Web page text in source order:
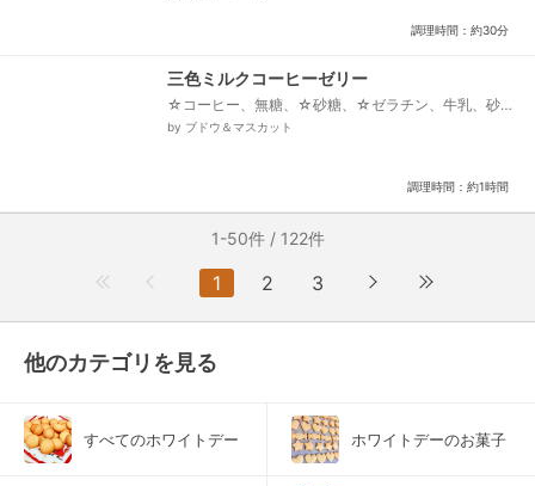
調理時間：約30分
三色ミルクコーヒーゼリー
☆コーヒー、無糖、☆砂糖、☆ゼラチン、牛乳、砂
糖、ゼラチン、飾り用、キャラメルくるみ
by ブドウ＆マスカット
調理時間：約1時間
1-50件 / 122件
1 2 3
他のカテゴリを見る
すべてのホワイトデー ホワイトデーのお菓子